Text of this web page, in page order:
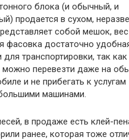
блока (и обычный, и
продается в сухом,
собой мешок,
фасовка достаточно
для транспортировки, так как
можно перевезти даже на
и не прибегать к услугам
машинами.
в продаже есть клей-
ранее, которая тоже